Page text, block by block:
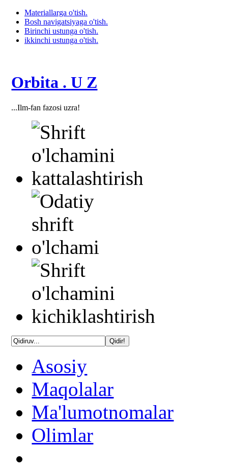
Materiallarga o'tish.
Bosh navigatsiyaga o'tish.
Birinchi ustunga o'tish.
ikkinchi ustunga o'tish.
Orbita . U Z
...Ilm-fan fazosi uzra!
Asosiy
Maqolalar
Ma'lumotnomalar
Olimlar